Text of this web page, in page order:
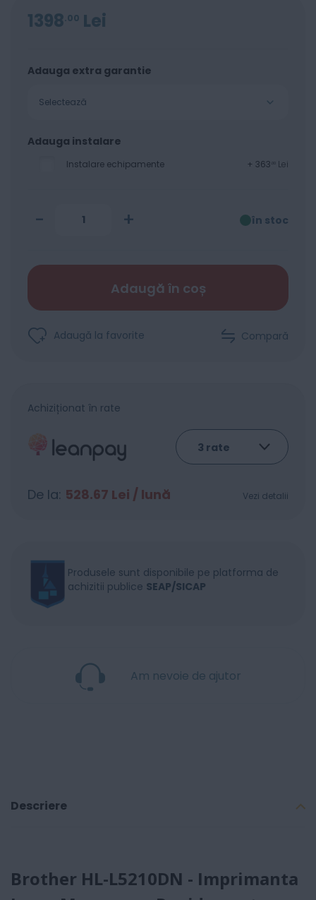
1398 00 Lei
Adauga extra garantie
Selectează
Adauga instalare
Instalare echipamente + 363 Lei
- + în stoc
Adaugă în coș
Adaugă la favorite Compară
Achiziționat în rate
De la: 528.67 Lei / lună Vezi detalii
Produsele sunt disponibile pe platforma de
achizitii publice SEAP/SICAP
Am nevoie de ajutor
Descriere
Brother HL-L5210DN - Imprimanta